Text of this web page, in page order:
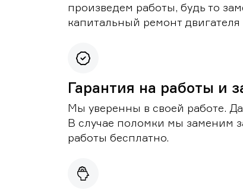
произведем работы, будь то
капитальный ремонт
Гарантия на работы и
Мы уверенны в своей работе.
В случае поломки мы заменим
работы бесплатно.